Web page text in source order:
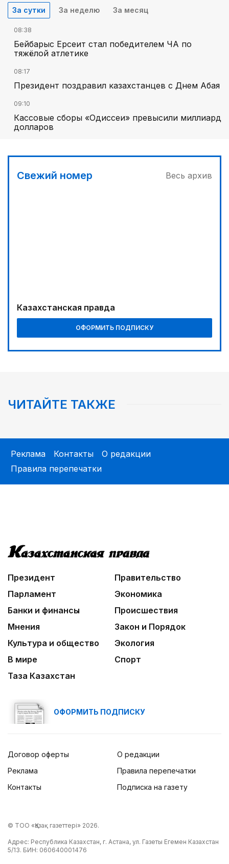
За сутки За неделю За месяц
08:38
Бейбарыс Ерсеит стал победителем ЧА по
тяжёлой атлетике
08:17
Президент поздравил казахстанцев с Днем Абая
09:10
Кассовые сборы «Одиссеи» превысили миллиард
долларов
Свежий номер Весь архив
Казахстанская правда
ОФОРМИТЬ ПОДПИСКУ
ЧИТАЙТЕ ТАКЖЕ
Реклама Контакты
О редакции
Правила перепечатки
Президент
Правительство
Парламент
Экономика
Банки и финансы
Происшествия
Мнения
Закон и Порядок
Культура и общество
Экология
В мире
Спорт
Таза Казахстан
ОФОРМИТЬ ПОДПИСКУ
Договор оферты
Реклама
Контакты
О редакции
Правила перепечатки
Подписка на газету
© ТОО «Қазақ газеттері» 2026.
Адрес: Республика Казахстан, г. Астана, ул. Газеты Егемен Казахстан
5/13. БИН: 060640001476